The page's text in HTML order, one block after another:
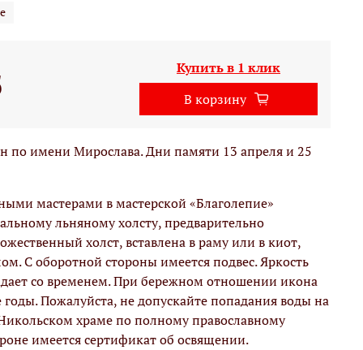
Купить в 1 клик
В корзину
по имени Мирослава. Дни памяти 13 апреля и 25
мастерами в мастерской «Благолепие»
льняному холсту, предварительно
холст, вставлена в раму или в киот,
С оборотной стороны имеется подвес. Яркость
со временем. При бережном отношении икона
годы. Пожалуйста, не допускайте попадания воды на
храме по полному православному
имеется сертификат об освящении.